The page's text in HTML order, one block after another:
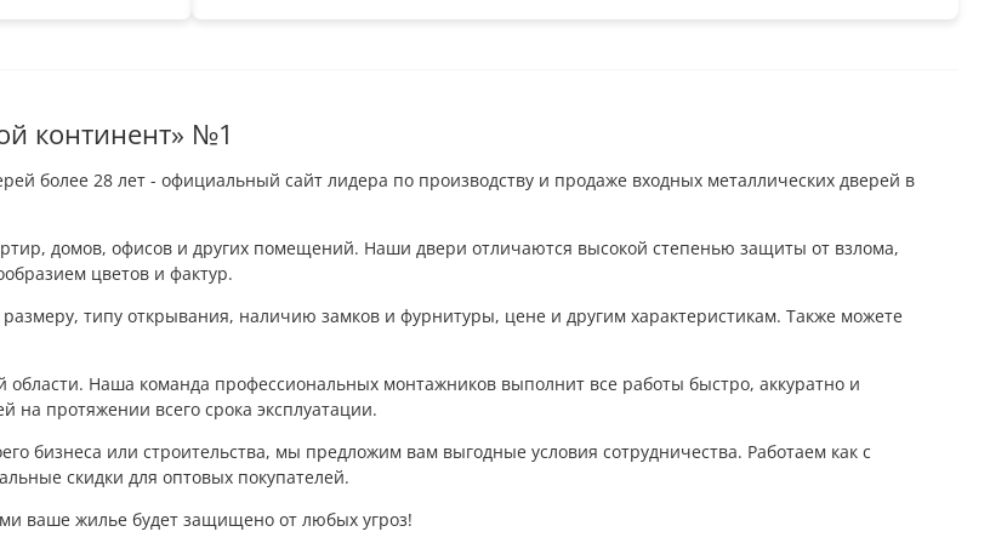
континент» №1
более 28 лет - официальный сайт лидера по производству и продаже входных металлических дверей в
домов, офисов и других помещений. Наши двери отличаются высокой степенью защиты от взлома,
цветов и фактур.
типу открывания, наличию замков и фурнитуры, цене и другим характеристикам. Также можете
области. Наша команда профессиональных монтажников выполнит все работы быстро, аккуратно и
на протяжении всего срока эксплуатации.
бизнеса или строительства, мы предложим вам выгодные условия сотрудничества. Работаем как с
скидки для оптовых покупателей.
ваше жилье будет защищено от любых угроз!